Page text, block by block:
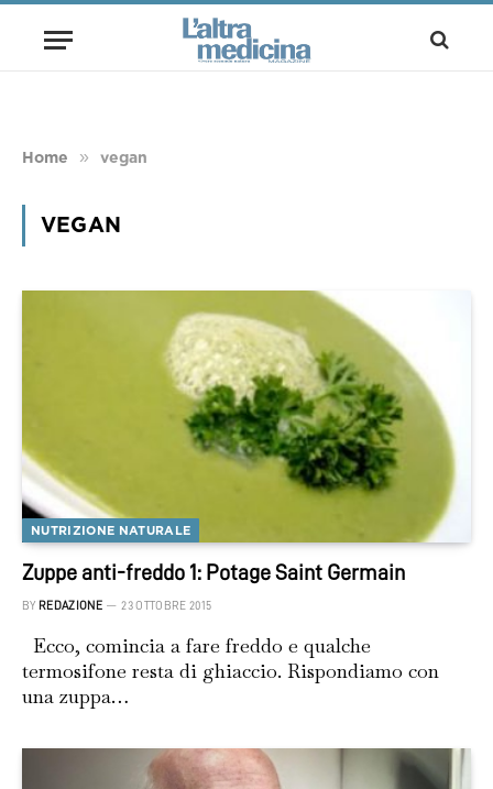
Home » vegan
VEGAN
NUTRIZIONE NATURALE
Zuppe anti-freddo 1: Potage Saint Germain
BY REDAZIONE 23 OTTOBRE 2015
Ecco, comincia a fare freddo e qualche
termosifone resta di ghiaccio. Rispondiamo con
una zuppa…